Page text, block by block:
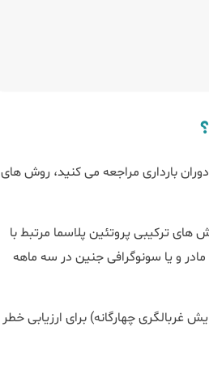
بارداری مراجعه می کنید، روش های
های ترکیبی پروتئین پلاسما مرتبط با
بارداری (PAPP-A)، hCG و سونوگرافی NT و سپس آزمایش خون برای AFP مادر و یا سونوگرافی جنین در سه ماهه
غربالگری چهارگانه) برای ارزیابی خطر